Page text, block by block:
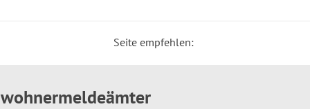
Seite empfehlen: